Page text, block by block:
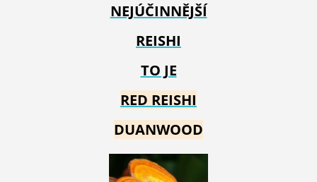
NEJÚČINNĚJŠÍ
REISHI
TO JE
RED REISHI
DUANWOOD